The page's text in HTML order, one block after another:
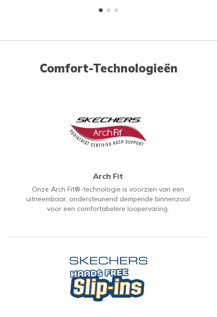
Comfort-Technologieën
Arch Fit
Onze Arch Fit®-technologie is voorzien van een
uitneembaar, ondersteunend dempende binnenzool
voor een comfortabelere loopervaring.